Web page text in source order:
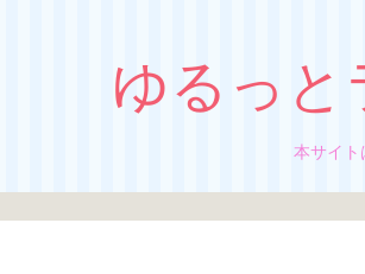
ゆるっと
本サイト